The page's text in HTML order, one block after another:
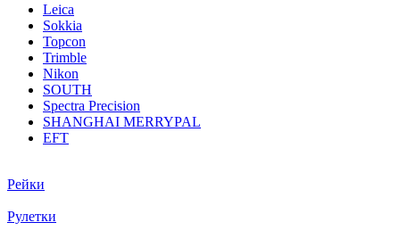
Leica
Sokkia
Topcon
Trimble
Nikon
SOUTH
Spectra Precision
SHANGHAI MERRYPAL
EFT
Рейки
Рулетки